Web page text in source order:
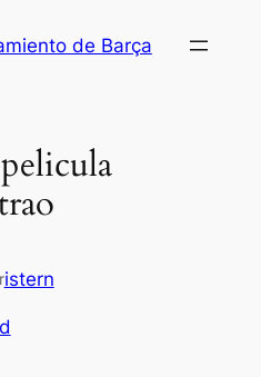
de Barça
istern